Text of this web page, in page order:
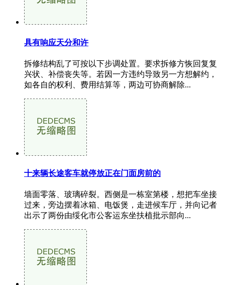
具有响应天分和许
拆修结构乱了可按以下步调处置。要求拆修方恢回复复
兴状、补偿丧失等。若因一方违约导致另一方想解约，
如各自的权利、费用结算等，两边可协商解除...
十来辆长途客车就停放正在门面房前的
墙面零落、玻璃碎裂。西侧是一栋室第楼，想把车坐接
过来，旁边摆着冰箱、电饭煲，走进候车厅，并向记者
出示了两份由绥化市公客运东坐扶植批示部向...